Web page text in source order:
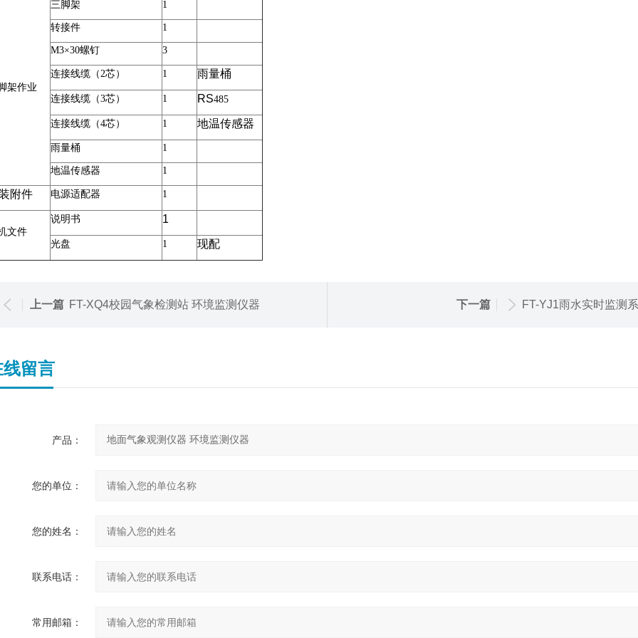
架作业
三脚架 1
转接件 1
M3×30螺钉 3
连接线缆（2芯） 1 雨量桶
连接线缆（3芯） 1 RS485
连接线缆（4芯） 1 地温传感器
雨量桶 1
地温传感器 1
附件 电源适配器 1
文件
说明书 1
光盘 1 现配
上一篇 FT-XQ4校园气象检测站 环境监测仪器 下一篇 FT-YJ1雨水实时监测
线留言
产品：
您的单位：
您的姓名：
联系电话：
常用邮箱：